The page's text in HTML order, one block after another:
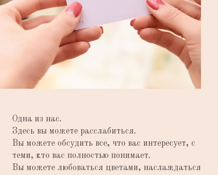
Одна из нас.
Здесь вы можете расслабиться.
Вы можете обсудить все, что вас интересует, с
теми, кто вас полностью понимает.
Вы можете любоваться цветами, наслаждаться